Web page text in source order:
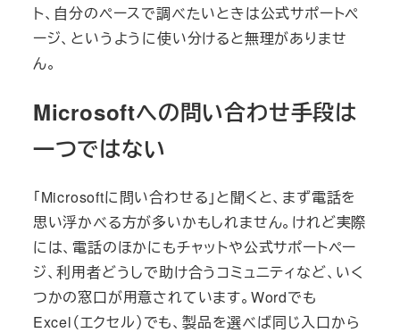
ト、自分のペースで調べたいときは公式サポートペ
ージ、というように使い分けると無理がありませ
ん。
Microsoftへの問い合わせ手段は
一つではない
「Microsoftに問い合わせる」と聞くと、まず電話を
思い浮かべる方が多いかもしれません。けれど実際
には、電話のほかにもチャットや公式サポートペー
ジ、利用者どうしで助け合うコミュニティなど、いく
つかの窓口が用意されています。Wordでも
Excel（エクセル）でも、製品を選べば同じ入口から